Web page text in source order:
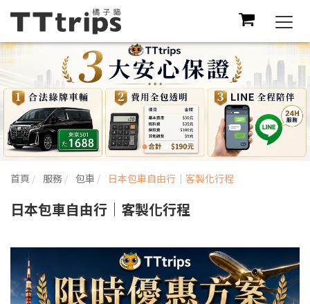
首頁 服務 包車 日本包車自由行｜客製化行程
日本包車自由行｜客製化行程